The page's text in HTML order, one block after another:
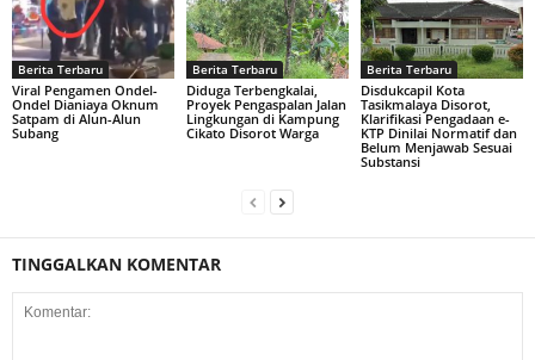
Berita Terbaru
Viral Pengamen Ondel-
Ondel Dianiaya Oknum
Satpam di Alun-Alun
Subang
Berita Terbaru
Diduga Terbengkalai,
Proyek Pengaspalan Jalan
Lingkungan di Kampung
Cikato Disorot Warga
Berita Terbaru
Disdukcapil Kota
Tasikmalaya Disorot,
Klarifikasi Pengadaan e-
KTP Dinilai Normatif dan
Belum Menjawab Sesuai
Substansi
TINGGALKAN KOMENTAR